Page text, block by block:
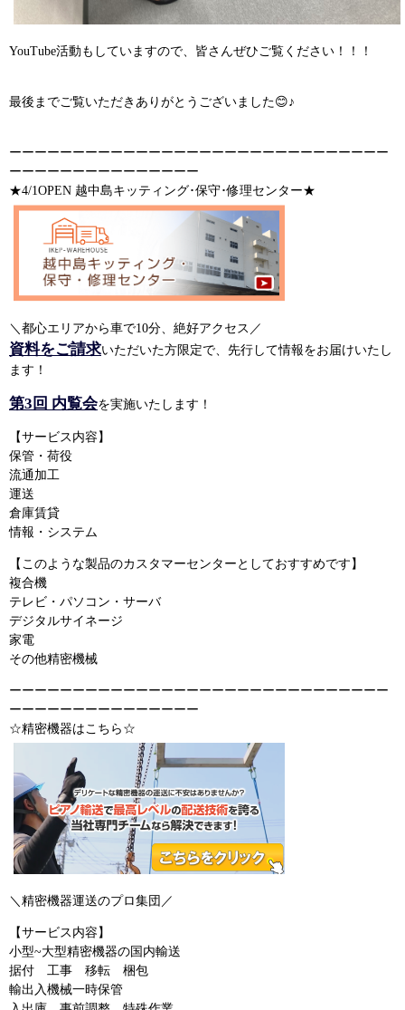
YouTube活動もしていますので、皆さんぜひご覧ください！！！
最後までご覧いただきありがとうございました😊♪
ーーーーーーーーーーーーーーーーーーーーーーーーーーーーーー
ーーーーーーーーーーーーーーー
★4/1OPEN 越中島キッティング･保守･修理センター★
＼都心エリアから車で10分、絶好アクセス／
資料をご請求いただいた方限定で、先行して情報をお届けいたし
ます！
第3回 内覧会を実施いたします！
【サービス内容】
保管・荷役
流通加工
運送
倉庫賃貸
情報・システム
【このような製品のカスタマーセンターとしておすすめです】
複合機
テレビ・パソコン・サーバ
デジタルサイネージ
家電
その他精密機械
ーーーーーーーーーーーーーーーーーーーーーーーーーーーーーー
ーーーーーーーーーーーーーーー
☆精密機器はこちら☆
＼精密機器運送のプロ集団／
【サービス内容】
小型~大型精密機器の国内輸送
据付 工事 移転 梱包
輸出入機械一時保管